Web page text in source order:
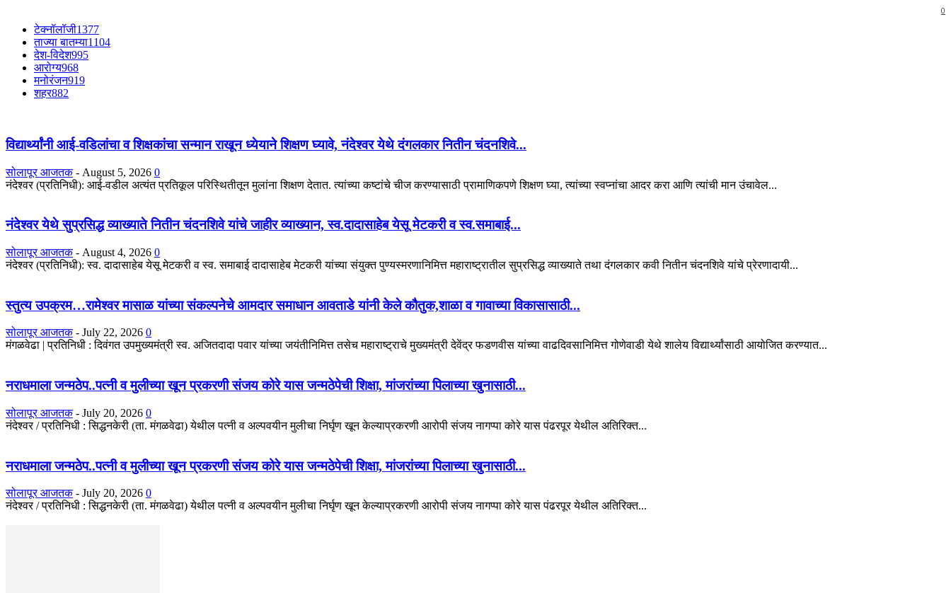
0
टेक्नॉलॉजी1377
ताज्या बातम्या1104
देश-विदेश995
आरोग्य968
मनोरंजन919
शहर882
विद्यार्थ्यांनी आई-वडिलांचा व शिक्षकांचा सन्मान राखून ध्येयाने शिक्षण घ्यावे, नंदेश्वर येथे दंगलकार नितीन चंदनशिवे...
सोलापूर आजतक - August 5, 2026 0
नंदेश्वर (प्रतिनिधी): आई-वडील अत्यंत प्रतिकूल परिस्थितीतून मुलांना शिक्षण देतात. त्यांच्या कष्टांचे चीज करण्यासाठी प्रामाणिकपणे शिक्षण घ्या, त्यांच्या स्वप्नांचा आदर करा आणि त्यांची मान उंचावेल...
नंदेश्वर येथे सुप्रसिद्ध व्याख्याते नितीन चंदनशिवे यांचे जाहीर व्याख्यान, स्व.दादासाहेब येसू मेटकरी व स्व.समाबाई...
सोलापूर आजतक - August 4, 2026 0
नंदेश्वर (प्रतिनिधी): स्व. दादासाहेब येसू मेटकरी व स्व. समाबाई दादासाहेब मेटकरी यांच्या संयुक्त पुण्यस्मरणानिमित्त महाराष्ट्रातील सुप्रसिद्ध व्याख्याते तथा दंगलकार कवी नितीन चंदनशिवे यांचे प्रेरणादायी...
स्तुत्य उपक्रम…रामेश्वर मासाळ यांच्या संकल्पनेचे आमदार समाधान आवताडे यांनी केले कौतुक,शाळा व गावाच्या विकासासाठी...
सोलापूर आजतक - July 22, 2026 0
मंगळवेढा | प्रतिनिधी : दिवंगत उपमुख्यमंत्री स्व. अजितदादा पवार यांच्या जयंतीनिमित्त तसेच महाराष्ट्राचे मुख्यमंत्री देवेंद्र फडणवीस यांच्या वाढदिवसानिमित्त गोणेवाडी येथे शालेय विद्यार्थ्यांसाठी आयोजित करण्यात...
नराधमाला जन्मठेप..पत्नी व मुलीच्या खून प्रकरणी संजय कोरे यास जन्मठेपेची शिक्षा, मांजरांच्या पिलाच्या खुनासाठी...
सोलापूर आजतक - July 20, 2026 0
नंदेश्वर / प्रतिनिधी : सिद्धनकेरी (ता. मंगळवेढा) येथील पत्नी व अल्पवयीन मुलीचा निर्घृण खून केल्याप्रकरणी आरोपी संजय नागप्पा कोरे यास पंढरपूर येथील अतिरिक्त...
नराधमाला जन्मठेप..पत्नी व मुलीच्या खून प्रकरणी संजय कोरे यास जन्मठेपेची शिक्षा, मांजरांच्या पिलाच्या खुनासाठी...
सोलापूर आजतक - July 20, 2026 0
नंदेश्वर / प्रतिनिधी : सिद्धनकेरी (ता. मंगळवेढा) येथील पत्नी व अल्पवयीन मुलीचा निर्घृण खून केल्याप्रकरणी आरोपी संजय नागप्पा कोरे यास पंढरपूर येथील अतिरिक्त...